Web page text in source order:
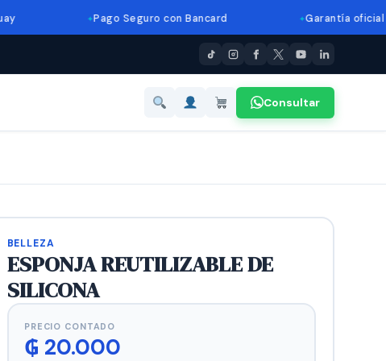
Pago Seguro con Bancard Garantía oficial
Consultar
BELLEZA
ESPONJA REUTILIZABLE DE
SILICONA
PRECIO CONTADO
₲ 20.000